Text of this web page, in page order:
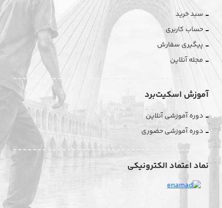
سبد خرید
حساب کاربری
پیگیری سفارش
مجله آنلاین
آموزش اسکیت‌برد
دوره آموزشی آنلاین
دوره آموزشی حضوری
نماد اعتماد الکترونیکی